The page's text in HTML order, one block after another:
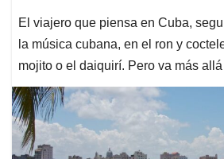
El viajero que piensa en Cuba,
la música cubana, en el ron y
mojito o el daiquirí. Pero va más